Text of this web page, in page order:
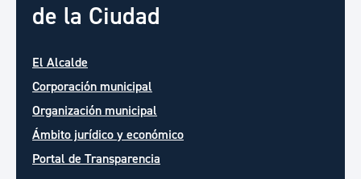
de la Ciudad
El Alcalde
Corporación municipal
Organización municipal
Ámbito jurídico y económico
Portal de Transparencia